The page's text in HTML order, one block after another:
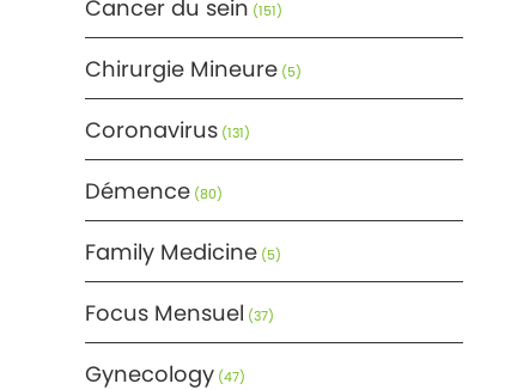
Cancer du sein (151)
Chirurgie Mineure(5)
Coronavirus(131)
Démence(80)
Family Medicine(5)
Focus Mensuel (37)
Gynecology(47)